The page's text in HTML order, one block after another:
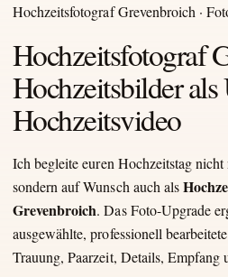
Hochzeitsfotograf Grevenbroich ·
Hochzeitsfotograf
Hochzeitsbilder
Hochzeitsvideo
Ich begleite euren Hochzeitstag
sondern auf Wunsch auch als
Grevenbroich. Das Foto-Upgrade
ausgewählte, professionell
Trauung, Paarzeit, Details, Empfang